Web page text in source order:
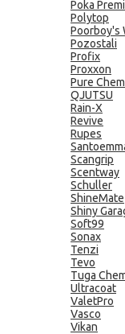
Poka
Polytop
Poorboy's
Pozostali
Profix
Proxxon
Pure
QJUTSU
Rain-X
Revive
Rupes
Scangrip
Scentway
Schuller
ShineMate
Shiny
Soft99
Sonax
Tenzi
Tevo
Tuga
Ultracoat
ValetPro
Vasco
Vikan